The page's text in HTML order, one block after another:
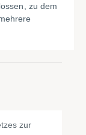
zu dem
zur